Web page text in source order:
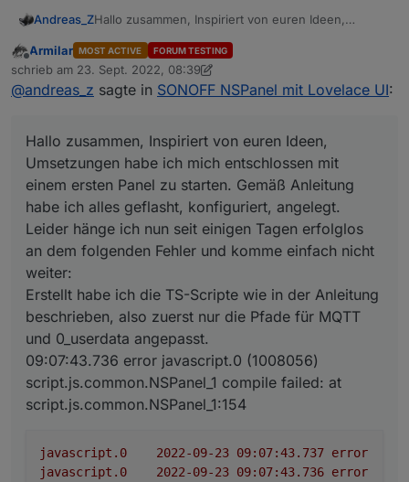
Andreas_ZHallo zusammen, Inspiriert von euren Ideen,
einem ersten Panel zu starten. Gemäß Anleitung
habe ich alles geflasht, konfiguriert, angelegt.
Leider hänge ich nun seit einigen Tagen erfolglos
Erstellt habe ich die TS-Scripte wie in der Anleitung
beschrieben, also zuerst nur die Pfade für MQTT
und 0_userdata angepasst.
09:07:43.736 error javascript.0 (1008056)
script.js.common.NSPanel_1 compile failed: at
script.js.common.NSPanel_1:154
javascript.0	2022-09-23 09:07:43.737
javascript.0	2022-09-23 09:07:43.736
javascript.0	2022-09-23 09:07:43.736
javascript.0	2022-09-23 09:07:43.736
javascript.0	2022-09-23 09:07:43.736
javascript.0	2022-09-23 09:07:43.736
javascript.0	2022-09-23 09:07:43.736
javascript.0	2022-09-23 09:07:43.736
Ich komme nicht über diesen Punkt hinaus. Ich
System:
javascript.0 v6.0.3
Node.js v16.17.0
Offline
Armilar MOST ACTIVE FORUM TESTING
schrieb am 23. Sept. 2022, 08:39
zuletzt editiert von Armilar
@andreas_z sagte in SONOFF NSPanel mit Lovelace UI:
Hallo zusammen, Inspiriert von euren Ideen,
Umsetzungen habe ich mich entschlossen mit
einem ersten Panel zu starten. Gemäß Anleitung
habe ich alles geflasht, konfiguriert, angelegt.
Leider hänge ich nun seit einigen Tagen erfolglos
an dem folgenden Fehler und komme einfach nicht
weiter:
Erstellt habe ich die TS-Scripte wie in der Anleitung
beschrieben, also zuerst nur die Pfade für MQTT
und 0_userdata angepasst.
09:07:43.736 error javascript.0 (1008056)
script.js.common.NSPanel_1 compile failed: at
script.js.common.NSPanel_1:154
javascript.0 error
javascript.0
error